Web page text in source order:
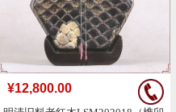
¥12,800.00